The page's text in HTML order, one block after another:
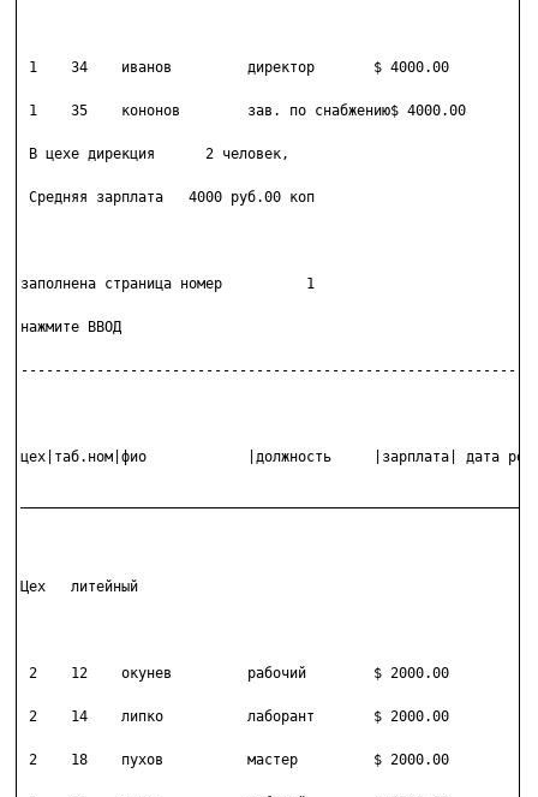
1    34    иванов         директор       $ 4000.00
1    35    кононов        зав. по снабжению$ 4000.00
В цехе дирекция      2 человек,
Средняя зарплата   4000 руб.00 коп
заполнена страница номер          1
нажмите ВВОД
цех|таб.ном|фио            |должность     |зарплата| дата
Цех   литейный
2    12    окунев         рабочий        $ 2000.00
2    14    липко          лаборант       $ 2000.00
2    18    пухов          мастер         $ 2000.00